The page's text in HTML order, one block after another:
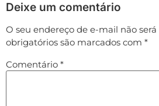
Deixe um comentário
O seu endereço de e-mail não
obrigatórios são marcados com *
Comentário *